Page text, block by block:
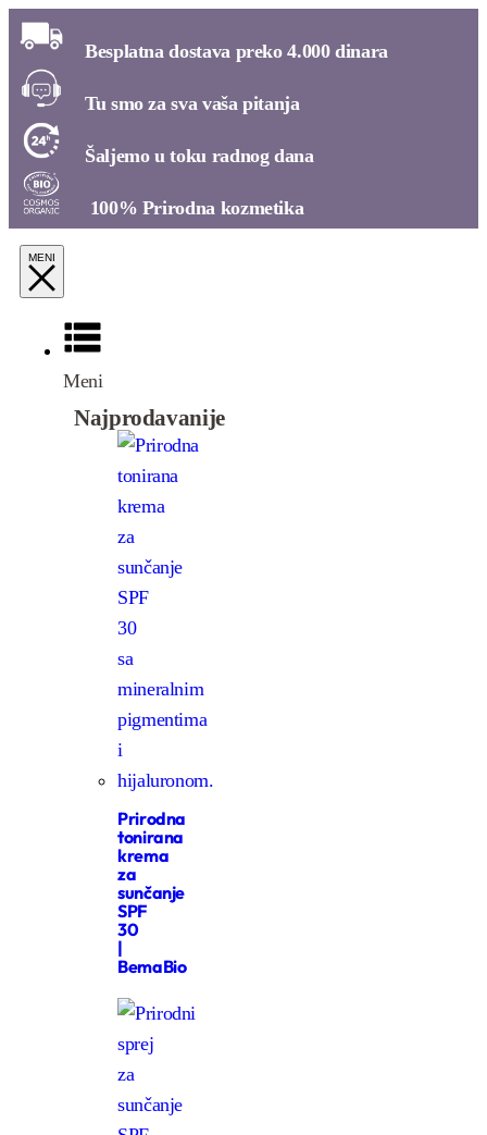
Besplatna dostava preko 4.000 dinara​
Tu smo za sva vaša pitanja​
Šaljemo u toku radnog dana​
100% Prirodna kozmetika​
Meni
Najprodavanije
Prirodna
tonirana
krema
za
sunčanje
SPF
30
|
BemaBio